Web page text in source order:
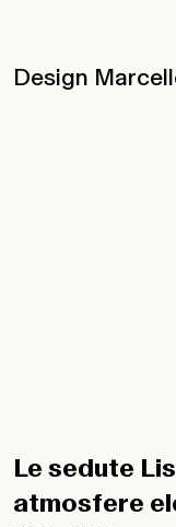
Design
Le sedute
atmosfere